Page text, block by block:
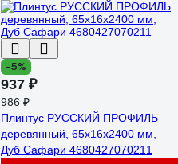
-5%
937 ₽
986 ₽
Плинтус РУССКИЙ ПРОФИЛЬ
деревянный, 65х16х2400 мм,
Дуб Сафари 4680427070211